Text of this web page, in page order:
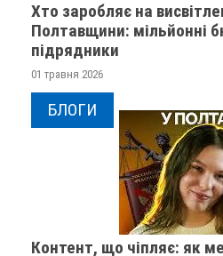
Хто заробляє на
Полтавщини: мільйонні
підрядники
01 травня 2026
БЛОГИ
Контент, що чіпляє: як